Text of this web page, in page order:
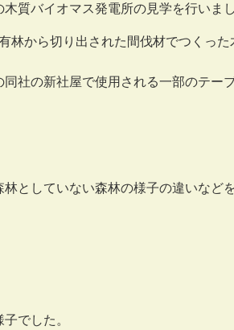
質バイオマス発電所の見学を行いまし
から切り出された間伐材でつくった
社の新社屋で使用される一部のテー
としていない森林の様子の違いなど
でした。